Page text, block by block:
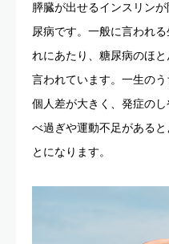
膵臓が出せるインスリン
尿病です。一般に言われ
れにあたり、糖尿病のほ
言われています。一生の
個人差が大きく、発症の
べ過ぎや運動不足がある
とになります。